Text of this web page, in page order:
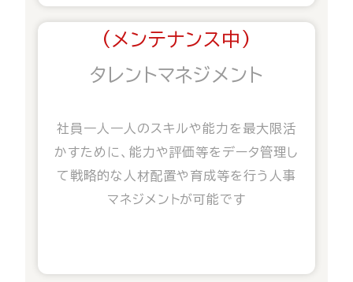
(メンテナンス中)
タレントマネジメント
社員一人一人のスキルや能力を最大限活
かすために、能力や評価等をデータ管理し
て戦略的な人材配置や育成等を行う人事
マネジメントが可能です